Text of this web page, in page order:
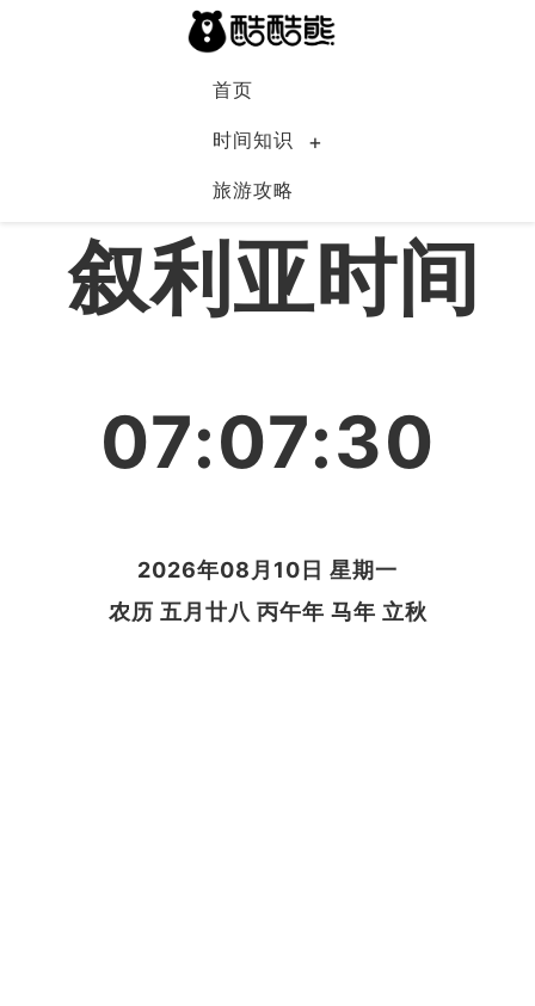
首页
时间知识
旅游攻略
叙利亚
叙利亚时间
07:07:31
2026年08月10日 星期一
农历 五月廿八 丙午年 马年 立秋